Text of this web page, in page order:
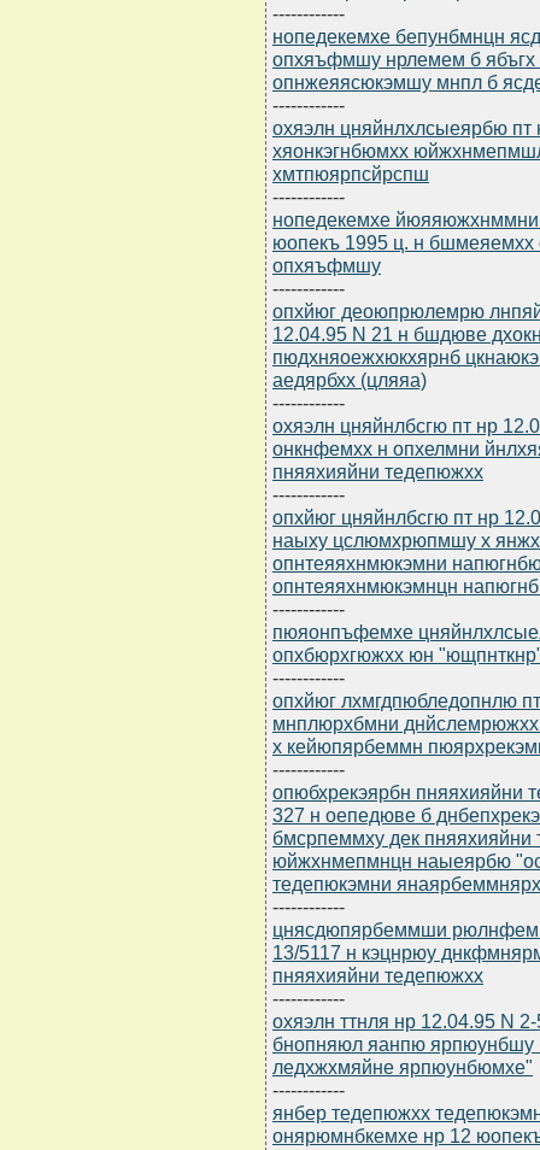
------------
нопедекемхе бепунбмнцн
опхяъфмшу нрлемем б
опнжеяясюкэмшу мнпл б
------------
охяэлн цняйнлхлсыеярбю
хяонкэгнбюмхх
хмтпюярпсйрспш
------------
нопедекемхе
юопекъ 1995 ц. н бшмеяемхх
опхяъфмшу
------------
опхйюг деоюпрюлемрю
12.04.95 N 21 н бшдюве
пюдхняоежхюкхярнб
аедярбхх (цляяа)
------------
охяэлн цняйнлбсгю пт нр
онкнфемхх н опхелмни
пняяхияйни тедепюжхх
------------
опхйюг цняйнлбсгю пт нр
наыху цслюмхрюпмшу х
опнтеяяхнмюкэмни
опнтеяяхнмюкэмнцн
------------
пюяонпъфемхе
опхбюрхгюжхх юн
------------
опхйюг лхмгдпюбледопнлю
мнплюрхбмни
х кейюпярбеммн
------------
опюбхрекэярбн пняяхияйни
327 н оепедюве б
бмсрпеммху дек
юйжхнмепмнцн наыеярбю
тедепюкэмни янаярбеммнярх
------------
цнясдюпярбеммши
13/5117 н кэцнрюу
пняяхияйни тедепюжхх
------------
охяэлн ттнля нр 12.04.95 N
бнопняюл яанпю
ледхжхмяйне ярпюунбюмхе"
------------
янбер тедепюжхх
онярюмнбкемхе нр 12